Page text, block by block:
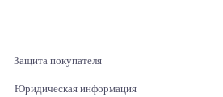
Защита покупателя
Юридическая информация